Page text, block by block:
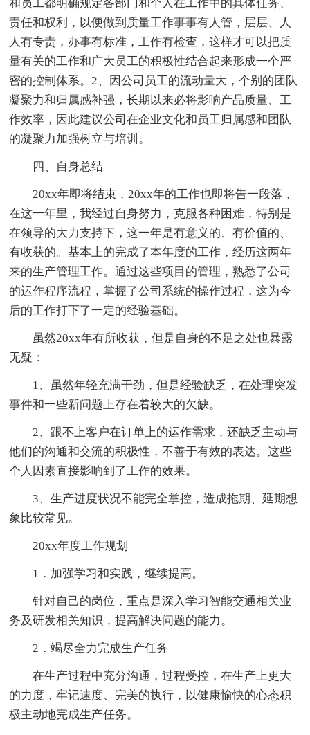
和员工都明确规定各部门和个人在工作中的具体任务、
责任和权利，以便做到质量工作事事有人管，层层、人
人有专责，办事有标准，工作有检查，这样才可以把质
量有关的工作和广大员工的积极性结合起来形成一个严
密的控制体系。2、因公司员工的流动量大，个别的团队
凝聚力和归属感补强，长期以来必将影响产品质量、工
作效率，因此建议公司在企业文化和员工归属感和团队
的凝聚力加强树立与培训。
四、自身总结
20xx年即将结束，20xx年的工作也即将告一段落，
在这一年里，我经过自身努力，克服各种困难，特别是
在领导的大力支持下，这一年是有意义的、有价值的、
有收获的。基本上的完成了本年度的工作，经历这两年
来的生产管理工作。通过这些项目的管理，熟悉了公司
的运作程序流程，掌握了公司系统的操作过程，这为今
后的工作打下了一定的经验基础。
虽然20xx年有所收获，但是自身的不足之处也暴露
无疑：
1、虽然年轻充满干劲，但是经验缺乏，在处理突发
事件和一些新问题上存在着较大的欠缺。
2、跟不上客户在订单上的运作需求，还缺乏主动与
他们的沟通和交流的积极性，不善于有效的表达。这些
个人因素直接影响到了工作的效果。
3、生产进度状况不能完全掌控，造成拖期、延期想
象比较常见。
20xx年度工作规划
1．加强学习和实践，继续提高。
针对自己的岗位，重点是深入学习智能交通相关业
务及研发相关知识，提高解决问题的能力。
2．竭尽全力完成生产任务
在生产过程中充分沟通，过程受控，在生产上更大
的力度，牢记速度、完美的执行，以健康愉快的心态积
极主动地完成生产任务。